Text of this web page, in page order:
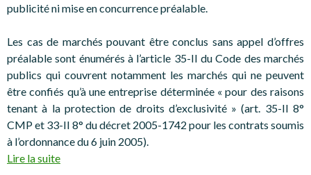
publicité ni mise en concurrence préalable.
Les cas de marchés pouvant être conclus sans appel d’offres
préalable sont énumérés à l’article 35-II du Code des marchés
publics qui couvrent notamment les marchés qui ne peuvent
être confiés qu’à une entreprise déterminée « pour des raisons
tenant à la protection de droits d’exclusivité » (art. 35-II 8°
CMP et 33-II 8° du décret 2005-1742 pour les contrats soumis
à l’ordonnance du 6 juin 2005).
Lire la suite